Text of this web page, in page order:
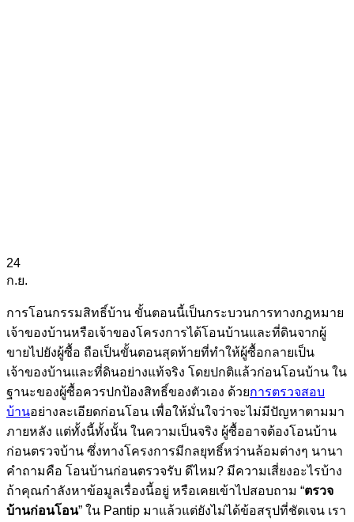
24
ก.ย.
การโอนกรรมสิทธิ์บ้าน ขั้นตอนนี้เป็นกระบวนการทางกฎหมาย
เจ้าของบ้านหรือเจ้าของโครงการได้โอนบ้านและที่ดินจากผู้
ขายไปยังผู้ซื้อ ถือเป็นขั้นตอนสุดท้ายที่ทำให้ผู้ซื้อกลายเป็น
เจ้าของบ้านและที่ดินอย่างแท้จริง โดยปกติแล้วก่อนโอนบ้าน ใน
ฐานะของผู้ซื้อควรปกป้องสิทธิ์ของตัวเอง ด้วยการตรวจสอบ
บ้านอย่างละเอียดก่อนโอน เพื่อให้มั่นใจว่าจะไม่มีปัญหาตามมา
ภายหลัง แต่ทั้งนี้ทั้งนั้น ในความเป็นจริง ผู้ซื้ออาจต้องโอนบ้าน
ก่อนตรวจบ้าน ซึ่งทางโครงการมีกลยุทธิ์หว่านล้อมต่างๆ นานา
คำถามคือ โอนบ้านก่อนตรวจรับ ดีไหม? มีความเสี่ยงอะไรบ้าง
ถ้าคุณกำลังหาข้อมูลเรื่องนี้อยู่ หรือเคยเข้าไปสอบถาม “ตรวจ
บ้านก่อนโอน” ใน Pantip มาแล้วแต่ยังไม่ได้ข้อสรุปที่ชัดเจน เรา